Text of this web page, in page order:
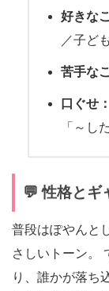
好きな
／子ど
苦手な
口ぐせ：
「～し
💬 性格とギ
普段はぽやんと
さしいトーン。
り、誰かが落ち